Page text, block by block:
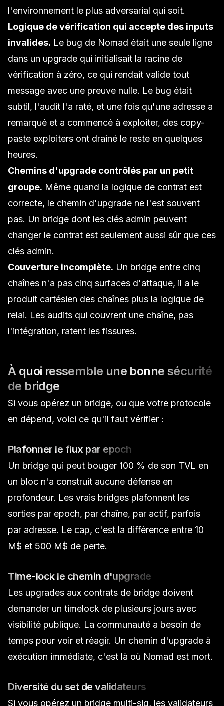
l'environnement le plus adversarial qui soit.
Logique de vérification qui accepte des inputs
invalides. Le bug de Nomad était une seule ligne
dans un upgrade qui initialisait la racine de
vérification à zéro, ce qui rendait valide tout
message avec une preuve nulle. Le bug était
subtil, l'audit l'a raté, et une fois qu'une adresse a
remarqué et a commencé à exploiter, des copy-
paste exploiters ont drainé le reste en quelques
heures.
Chemins d'upgrade contrôlés par un petit
groupe. Même quand la logique de contrat est
correcte, le chemin d'upgrade ne l'est souvent
pas. Un bridge dont les clés admin peuvent
changer le contrat est seulement aussi sûr que ces
clés admin.
Couverture incomplète. Un bridge entre cinq
chaînes n'a pas cinq surfaces d'attaque, il a le
produit cartésien des chaînes plus la logique de
relai. Les audits qui couvrent une chaîne, pas
l'intégration, ratent les fissures.
À quoi ressemble une bonne sécurité
de bridge
Si vous opérez un bridge, ou que votre protocole
en dépend, voici ce qu'il faut vérifier :
Plafonner le flux par epoch
Un bridge qui peut bouger 100 % de son TVL en
un bloc n'a construit aucune défense en
profondeur. Les vrais bridges plafonnent les
sorties par epoch, par chaîne, par actif, parfois
par adresse. Le cap, c'est la différence entre 10
M$ et 500 M$ de perte.
Time-lock le chemin d'upgrade
Les upgrades aux contrats de bridge doivent
demander un timelock de plusieurs jours avec
visibilité publique. La communauté a besoin de
temps pour voir et réagir. Un chemin d'upgrade à
exécution immédiate, c'est là où Nomad est mort.
Diversité du set de validateurs
Si vous opérez un bridge multi-sig, les validateurs